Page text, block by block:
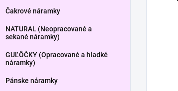
Čakrové náramky
NATURAL (Neopracované a
sekané náramky)
GUĽÔČKY (Opracované a hladké
náramky)
Pánske náramky